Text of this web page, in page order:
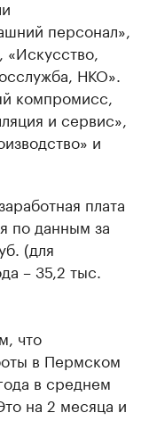
персонал»,
«Искусство,
НКО».
компромисс,
и сервис»,
и
плата
по данным за
(для
– 35,2 тыс.
что
в Пермском
в среднем
на 2 месяца и